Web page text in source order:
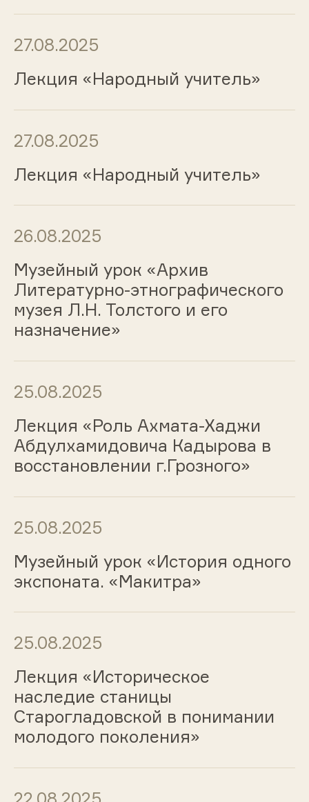
27.08.2025
Лекция «Народный учитель»
27.08.2025
Лекция «Народный учитель»
26.08.2025
Музейный урок «Архив
Литературно-этнографического
музея Л.Н. Толстого и его
назначение»
25.08.2025
Лекция «Роль Ахмата-Хаджи
Абдулхамидовича Кадырова в
восстановлении г.Грозного»
25.08.2025
Музейный урок «История одного
экспоната. «Макитра»
25.08.2025
Лекция «Историческое
наследие станицы
Старогладовской в понимании
молодого поколения»